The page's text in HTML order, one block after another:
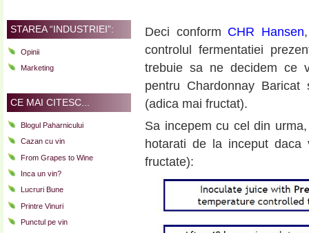
STAREA “INDUSTRIEI”:
Opinii
Marketing
CE MAI CITESC...
Blogul Paharnicului
Cazan cu vin
From Grapes to Wine
Inca un vin?
Lucruri Bune
Printre Vinuri
Punctul pe vin
Deci conform CHR Hansen
controlul fermentatiei
trebuie sa ne decidem ce
pentru Chardonnay
(adica mai fructat).
Sa incepem cu cel din
hotarati de la inceput
fructate):